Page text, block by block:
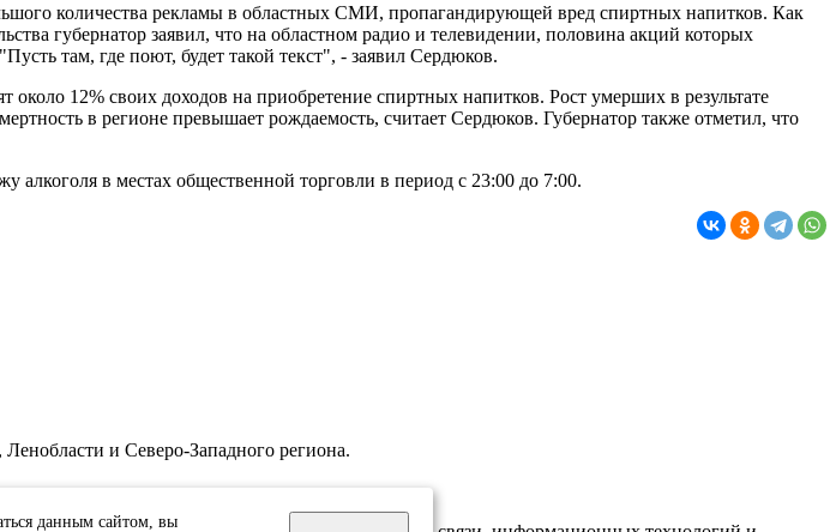
количества рекламы в областных СМИ, пропагандирующей вред спиртных напитков. Как
губернатор заявил, что на областном радио и телевидении, половина акций которых
там, где поют, будет такой текст", - заявил Сердюков.
около 12% своих доходов на приобретение спиртных напитков. Рост умерших в результате
в регионе превышает рождаемость, считает Сердюков. Губернатор также отметил, что
в местах общественной торговли в период с 23:00 до 7:00.
и Северо-Западного региона.
данным сайтом, вы